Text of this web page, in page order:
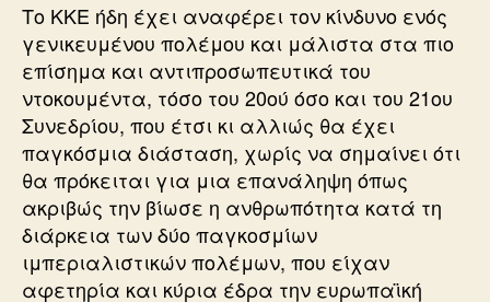
Το ΚΚΕ ήδη έχει αναφέρει τον κίνδυνο ενός
γενικευμένου πολέμου και μάλιστα στα πιο
επίσημα και αντιπροσωπευτικά του
ντοκουμέντα, τόσο του 20ού όσο και του 21ου
Συνεδρίου, που έτσι κι αλλιώς θα έχει
παγκόσμια διάσταση, χωρίς να σημαίνει ότι
θα πρόκειται για μια επανάληψη όπως
ακριβώς την βίωσε η ανθρωπότητα κατά τη
διάρκεια των δύο παγκοσμίων
ιμπεριαλιστικών πολέμων, που είχαν
αφετηρία και κύρια έδρα την ευρωπαϊκή